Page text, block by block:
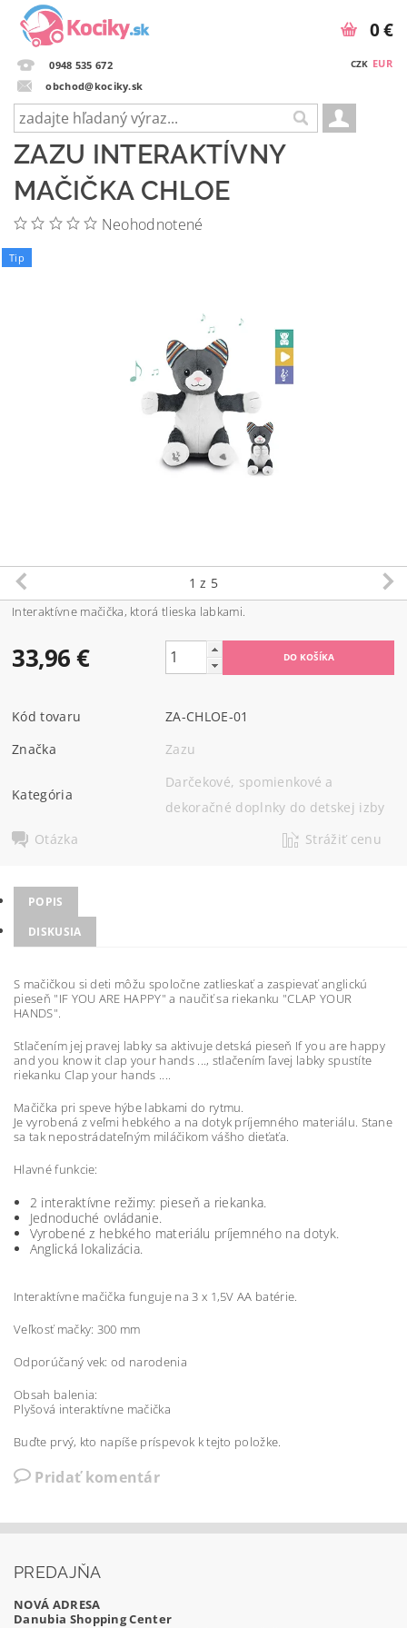
0948 535 672
obchod@kociky.sk
CZK EUR
0 €
ZAZU INTERAKTÍVNY
MAČIČKA CHLOE
Neohodnotené
Tip
1 z 5
Interaktívne mačička, ktorá tlieska labkami.
33,96 €
Kód tovaru
ZA-CHLOE-01
Značka
Zazu
Kategória
Darčekové, spomienkové a
dekoračné doplnky do detskej izby
Otázka
Strážiť cenu
POPIS
DISKUSIA
S mačičkou si deti môžu spoločne zatlieskať a zaspievať anglickú
pieseň "IF YOU ARE HAPPY" a naučiť sa riekanku "CLAP YOUR
HANDS".
Stlačením jej pravej labky sa aktivuje detská pieseň If you are happy
and you know it clap your hands ..., stlačením ľavej labky spustíte
riekanku Clap your hands ....
Mačička pri speve hýbe labkami do rytmu.
Je vyrobená z veľmi hebkého a na dotyk príjemného materiálu. Stane
sa tak nepostrádateľným miláčikom vášho dieťaťa.
Hlavné funkcie:
2 interaktívne režimy: pieseň a riekanka.
Jednoduché ovládanie.
Vyrobené z hebkého materiálu príjemného na dotyk.
Anglická lokalizácia.
Interaktívne mačička funguje na 3 x 1,5V AA batérie.
Veľkosť mačky: 300 mm
Odporúčaný vek: od narodenia
Obsah balenia:
Plyšová interaktívne mačička
Buďte prvý, kto napíše príspevok k tejto položke.
Pridať komentár
PREDAJŇA
NOVÁ ADRESA
Danubia Shopping Center